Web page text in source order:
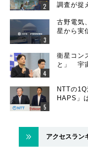
調査が捉
古野電気
星から実
衛星コン
と」 宇
NTTの
HAPS」
アクセスラン